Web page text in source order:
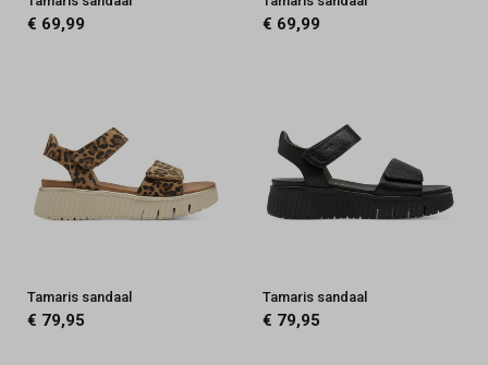
€ 69,99 € 69,99
Tamaris sandaal
€ 79,95
Tamaris sandaal
€ 79,95